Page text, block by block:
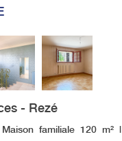
- Rezé
familiale 120 m² |